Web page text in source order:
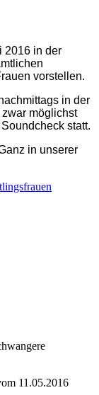
2016 in der
vorstellen.
in der
möglichst
statt.
in unserer
11.05.2016